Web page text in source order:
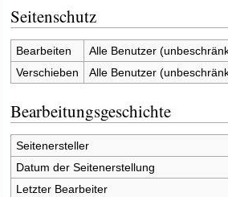
Seitenschutz
Bearbeiten
Alle Benutzer
Verschieben
Alle Benutzer
Bearbeitungsgeschichte
Seitenersteller
Datum der Seitenerstellung
Letzter Bearbeiter